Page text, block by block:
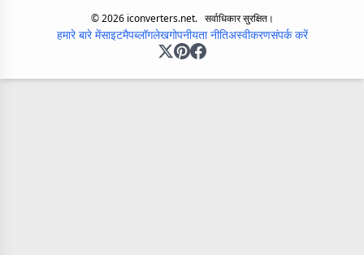
©2026iconverters.net. सर्वाधिकार सुरक्षित।
हमारे बारे मेंसाइटमैपब्लॉगलेखगोपनीयता नीतिअस्वीकरणसंपर्क करें